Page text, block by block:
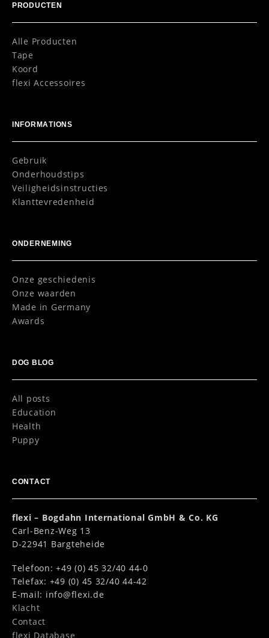
PRODUCTEN
Alle Producten
Tape
Koord
flexi Accessoires
INFORMATIONS
Gebruik
Onderhoudstips
Veiligheidsinstructies
Klanttevredenheid
ONDERNEMING
Onze geschiedenis
Onze waarden
Made in Germany
Awards
DOG BLOG
All posts
Education
Health
Puppy
CONTACT
flexi – Bogdahn International GmbH & Co. KG
Carl-Benz-Weg 13
D-22941 Bargteheide
Telefoon: +49 (0) 45 32/40 44-0
Telefax: +49 (0) 45 32/40 44-42
E-mail: info@flexi.de
Klacht
Contact
flexi Database